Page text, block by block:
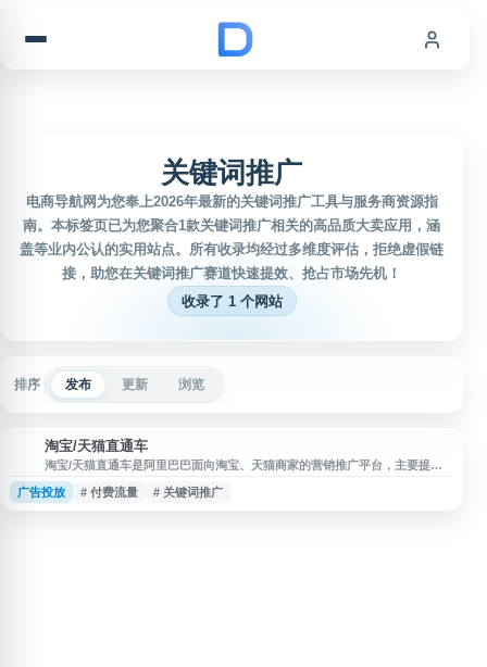
关键词推广
电商导航网为您奉上2026年最新的关键词推广工具与服务商资源指
南。本标签页已为您聚合1款关键词推广相关的高品质大卖应用，涵
盖等业内公认的实用站点。所有收录均经过多维度评估，拒绝虚假链
接，助您在关键词推广赛道快速提效、抢占市场先机！
收录了 1 个网站
排序 发布 更新 浏览
淘宝/天猫直通车
淘宝/天猫直通车是阿里巴巴面向淘宝、天猫商家的营销推广平台，主要提供
关键词推广、商品推广、流量投放、数据分析等功能。商家可通过直通车进行
付费推广，提升商品在搜索及相关展示场景中的曝光，并结合点击、转化、花
广告投放 # 付费流量 # 关键词推广